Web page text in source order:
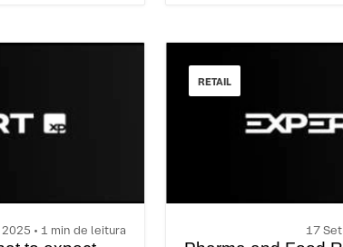
• 1 min de leitura
RETAIL
17